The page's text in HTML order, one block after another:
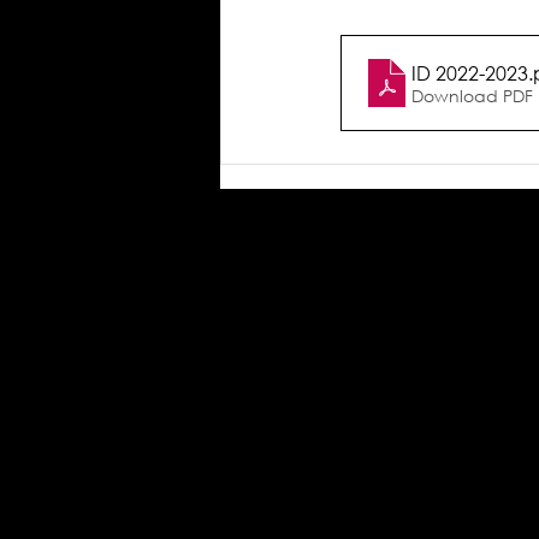
ID 2022-2023
Download PDF